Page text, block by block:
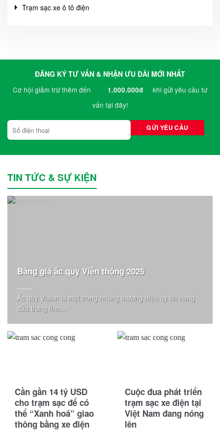
Trạm sạc xe ô tô điện
ĐĂNG KÝ TƯ VẤN & NHẬN ƯU ĐÃI MỚI NHẤT
Cơ hội giảm trừ thêm đến
1.000.000đ
khi gửi yêu cầu tư
vấn tại đây!
TIN TỨC & SỰ KIỆN
Bảng giá ắc quy Viễn thông 2025
Ắc quy Vision là một trong những thương hiệu uy tín hàng
đầu trong lĩnh...
Cần gần 14 tỷ USD
cho trạm sạc để có
thể “Xanh hoá” giao
thông bằng xe điện
Cuộc đua phát triển
trạm sạc xe điện tại
Việt Nam đang nóng
lên